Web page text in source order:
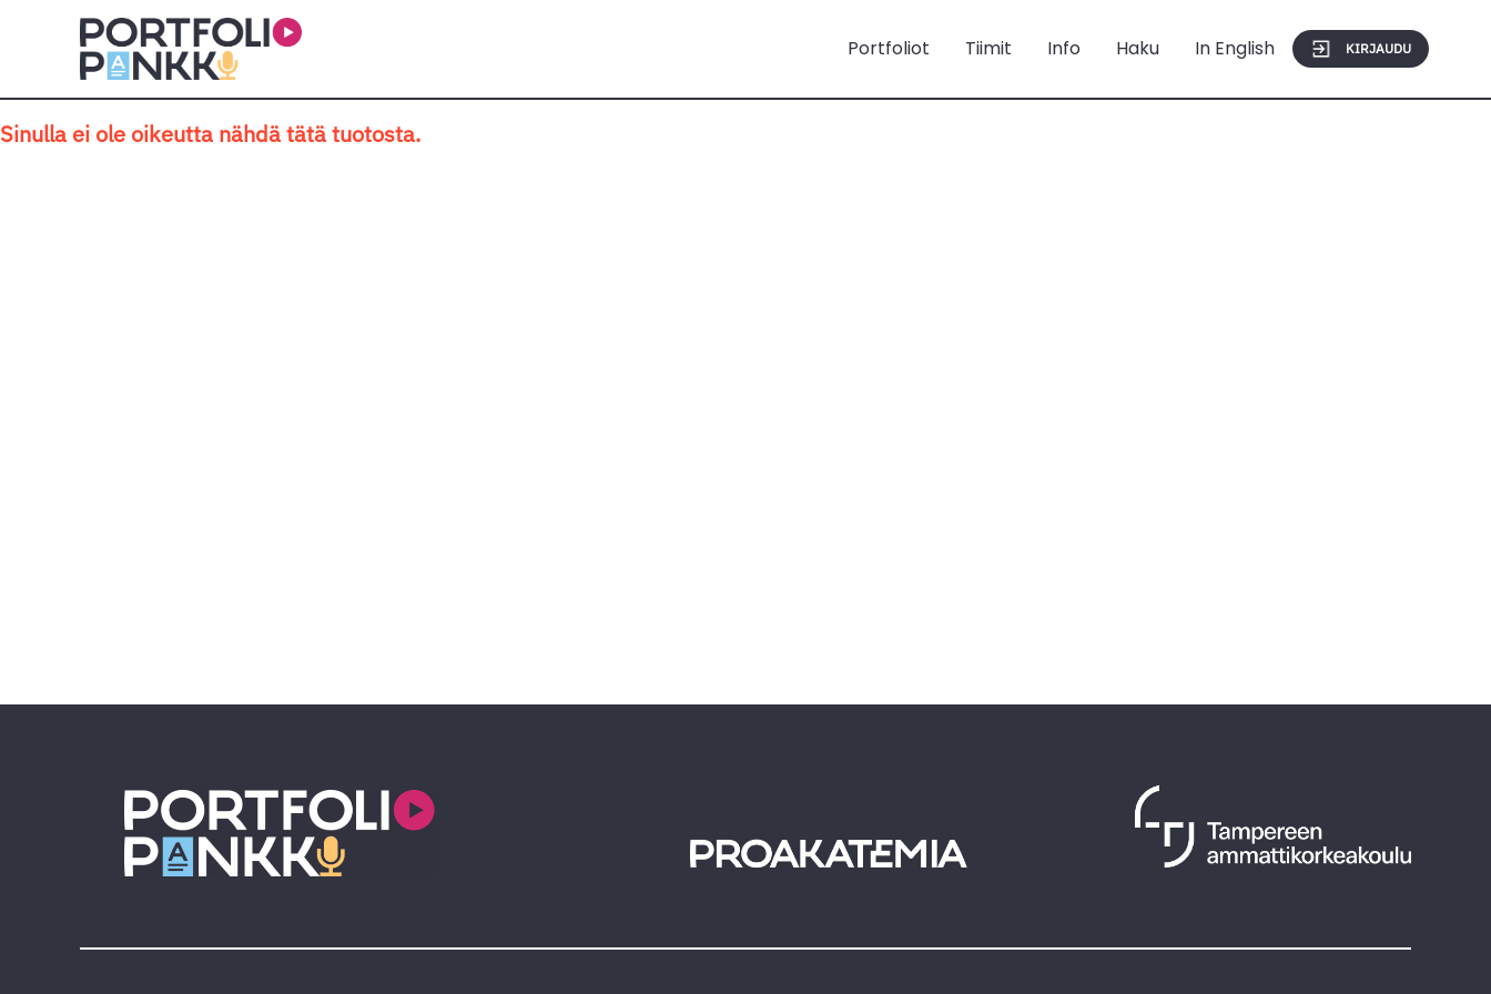
Siirry sisältöön
Portfoliot Tiimit Info Haku In English KIRJAUDU
Sinulla ei ole oikeutta nähdä tätä tuotosta.